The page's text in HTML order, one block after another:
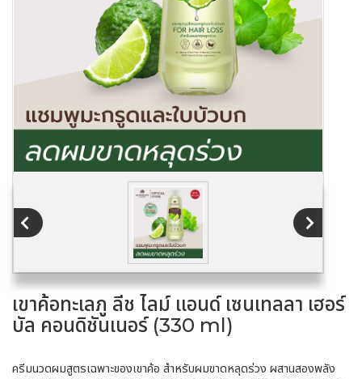
เขาค้อทะเลภู ลีช ไลม์ แอนด์ เซนเทลลา เฮอร์
บัล คอนดิชันเนอร์ (330 ml)
ครีมนวดผมสูตรเฉพาะของเขาค้อ สำหรับผมขาดหลุดร่วง ผสานสองพลัง